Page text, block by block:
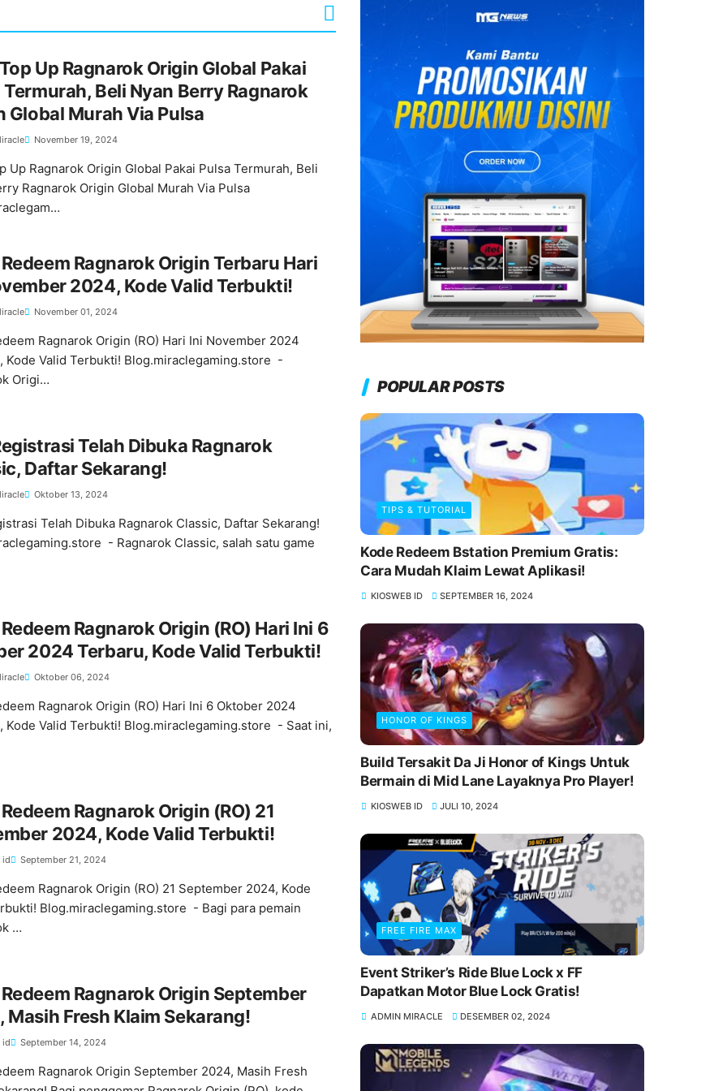
Up Ragnarok Origin Global Pakai
Termurah, Beli Nyan Berry Ragnarok
Global Murah Via Pulsa
November 19, 2024
Up Ragnarok Origin Global Pakai Pulsa Termurah, Beli
Ragnarok Origin Global Murah Via Pulsa
Ragnarok Origin Terbaru Hari
2024, Kode Valid Terbukti!
November 01, 2024
Ragnarok Origin (RO) Hari Ini November 2024
Kode Valid Terbukti! Blog.miraclegaming.store -
Origi…
Telah Dibuka Ragnarok
Daftar Sekarang!
Oktober 13, 2024
Telah Dibuka Ragnarok Classic, Daftar Sekarang!
- Ragnarok Classic, salah satu game
Ragnarok Origin (RO) Hari Ini 6
2024 Terbaru, Kode Valid Terbukti!
Oktober 06, 2024
Ragnarok Origin (RO) Hari Ini 6 Oktober 2024
Kode Valid Terbukti! Blog.miraclegaming.store - Saat ini,
Ragnarok Origin (RO) 21
2024, Kode Valid Terbukti!
id September 21, 2024
Ragnarok Origin (RO) 21 September 2024, Kode
Blog.miraclegaming.store - Bagi para pemain
…
Ragnarok Origin September
Masih Fresh Klaim Sekarang!
id September 14, 2024
Ragnarok Origin September 2024, Masih Fresh
POPULAR POSTS
TIPS & TUTORIAL
Kode Redeem Bstation Premium Gratis:
Cara Mudah Klaim Lewat Aplikasi!
KIOSWEB ID SEPTEMBER 16, 2024
HONOR OF KINGS
Build Tersakit Da Ji Honor of Kings Untuk
Bermain di Mid Lane Layaknya Pro Player!
KIOSWEB ID JULI 10, 2024
FREE FIRE MAX
Event Striker’s Ride Blue Lock x FF
Dapatkan Motor Blue Lock Gratis!
ADMIN MIRACLE DESEMBER 02, 2024